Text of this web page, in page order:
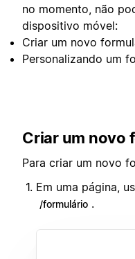
no momento, não
dispositivo móvel:
Criar um novo
Personalizando um
Criar um novo
Para criar um novo
Em uma página,
/formulário .